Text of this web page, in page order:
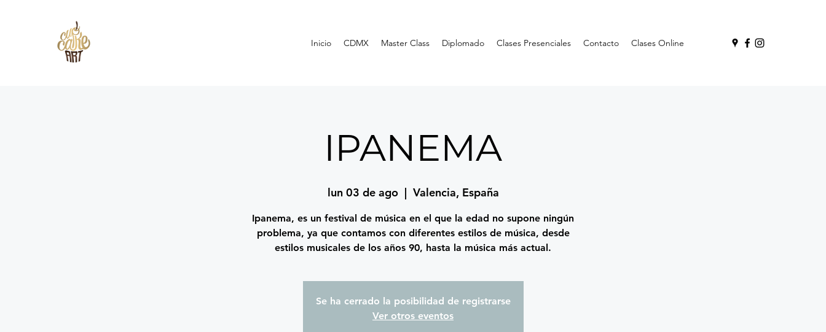
Inicio CDMX Master Class Diplomado Clases Presenciales Contacto Clases Online
IPANEMA
lun 03 de ago
  |
Valencia, España
Ipanema, es un festival de música en el que la edad no supone ningún
problema, ya que contamos con diferentes estilos de música, desde
estilos musicales de los años 90, hasta la música más actual.
Se ha cerrado la posibilidad de registrarse
Ver otros eventos